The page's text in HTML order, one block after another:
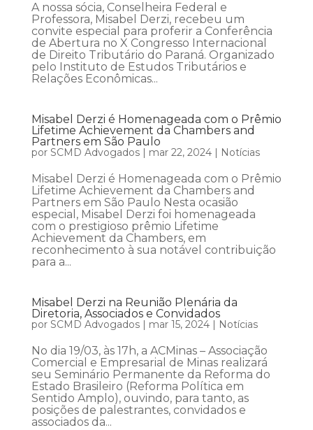
A nossa sócia, Conselheira Federal e
Professora, Misabel Derzi, recebeu um
convite especial para proferir a Conferência
de Abertura no X Congresso Internacional
de Direito Tributário do Paraná. Organizado
pelo Instituto de Estudos Tributários e
Relações Econômicas...
Misabel Derzi é Homenageada com o Prêmio
Lifetime Achievement da Chambers and
Partners em São Paulo
por SCMD Advogados| mar 22, 2024| Notícias
Misabel Derzi é Homenageada com o Prêmio
Lifetime Achievement da Chambers and
Partners em São Paulo Nesta ocasião
especial, Misabel Derzi foi homenageada
com o prestigioso prêmio Lifetime
Achievement da Chambers, em
reconhecimento à sua notável contribuição
para a...
Misabel Derzi na Reunião Plenária da
Diretoria, Associados e Convidados
por SCMD Advogados| mar 15, 2024| Notícias
No dia 19/03, às 17h, a ACMinas – Associação
Comercial e Empresarial de Minas realizará
seu Seminário Permanente da Reforma do
Estado Brasileiro (Reforma Política em
Sentido Amplo), ouvindo, para tanto, as
posições de palestrantes, convidados e
associados da...